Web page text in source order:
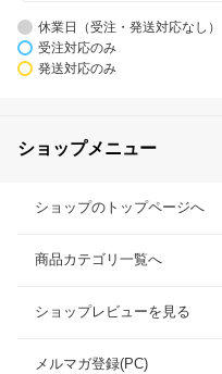
休業日（受注・発送対応なし）
受注対応のみ
発送対応のみ
ショップメニュー
ショップのトップページへ
商品カテゴリ一覧へ
ショップレビューを見る
メルマガ登録(PC)